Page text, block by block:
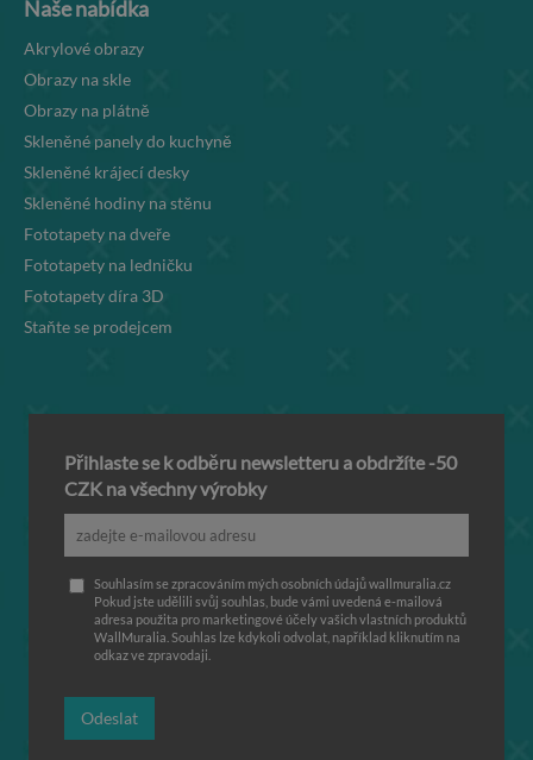
Naše nabídka
Akrylové obrazy
Obrazy na skle
Obrazy na plátně
Skleněné panely do kuchyně
Skleněné krájecí desky
Skleněné hodiny na stěnu
Fototapety na dveře
Fototapety na ledničku
Fototapety díra 3D
Staňte se prodejcem
Přihlaste se k odběru newsletteru a obdržíte -50
CZK na všechny výrobky
Souhlasím se zpracováním mých osobních údajů wallmuralia.cz
Pokud jste udělili svůj souhlas, bude vámi uvedená e-mailová
adresa použita pro marketingové účely vašich vlastních produktů
WallMuralia. Souhlas lze kdykoli odvolat, například kliknutím na
odkaz ve zpravodaji.
Odeslat